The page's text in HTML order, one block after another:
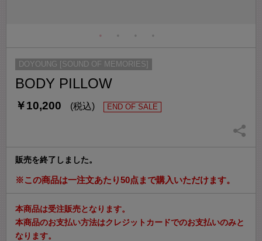
BODY PILLOW
￥10,200 (税込) END OF SALE
DOYOUNG [SOUND OF MEMORIES]
販売を終了しました。
※この商品は一注文あたり50点まで購入いただけます。
本商品は受注販売となります。
本商品のお支払い方法はクレジットカードでのお支払いのみと
なります。